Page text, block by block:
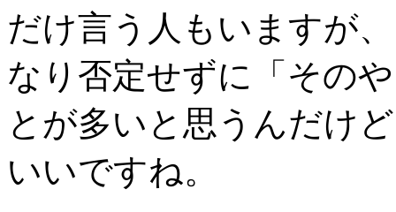
だけ言う人もいますが
なり否定せずに「その
とが多いと思うんだけ
いいですね。